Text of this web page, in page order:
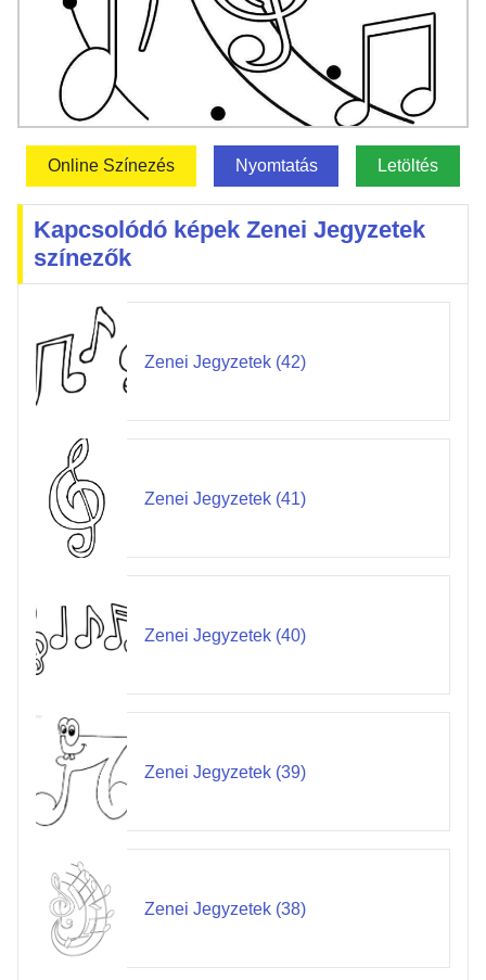
Online Színezés Nyomtatás Letöltés
Kapcsolódó képek Zenei Jegyzetek
színezők
Zenei Jegyzetek (42)
Zenei Jegyzetek (41)
Zenei Jegyzetek (40)
Zenei Jegyzetek (39)
Zenei Jegyzetek (38)